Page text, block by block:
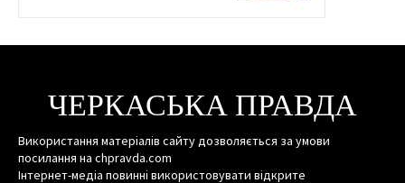
ЧЕРКАСЬКА ПРАВДА
Використання матеріалів сайту дозволяється за умови
посилання на chpravda.com
Інтернет-медіа повинні використовувати відкрите